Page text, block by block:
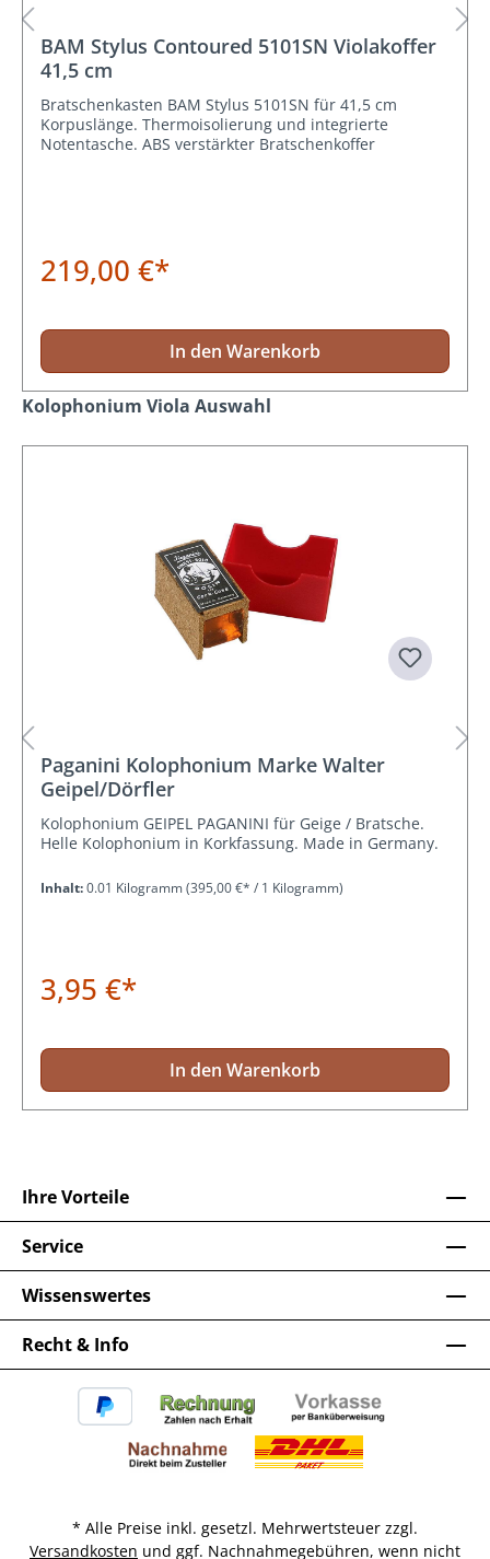
BAM Stylus Contoured 5101SN Violakoffer
41,5 cm
Bratschenkasten BAM Stylus 5101SN für 41,5 cm
Korpuslänge. Thermoisolierung und integrierte
Notentasche. ABS verstärkter Bratschenkoffer
219,00 €*
In den Warenkorb
Produktgalerie überspringen
Kolophonium Viola Auswahl
Paganini Kolophonium Marke Walter
Geipel/Dörfler
Kolophonium GEIPEL PAGANINI für Geige / Bratsche.
Helle Kolophonium in Korkfassung. Made in Germany.
Inhalt:0.01 Kilogramm(395,00 €* / 1 Kilogramm)
3,95 €*
In den Warenkorb
Recht & Info
Ihre Vorteile
Service
Wissenswertes
* Alle Preise inkl. gesetzl. Mehrwertsteuer zzgl.
Versandkosten und ggf. Nachnahmegebühren, wenn nicht